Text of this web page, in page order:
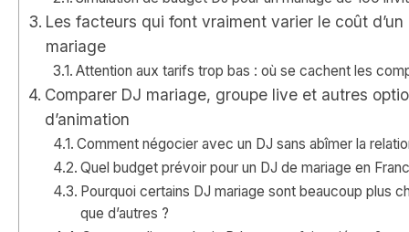
Les facteurs qui font vraiment varier le coût d’un
mariage
Attention aux tarifs trop bas : où se cachent les
Comparer DJ mariage, groupe live et autres
d’animation
Comment négocier avec un DJ sans abîmer la
Quel budget prévoir pour un DJ de mariage en
Pourquoi certains DJ mariage sont beaucoup plus
que d’autres ?